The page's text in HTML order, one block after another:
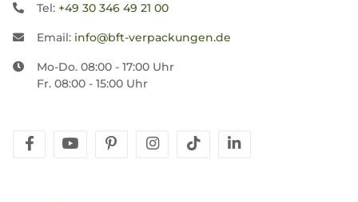
Tel: +49 30 346 49 21 00
Email: info@bft-verpackungen.de
Mo-Do. 08:00 - 17:00 Uhr
Fr. 08:00 - 15:00 Uhr
facebookyoutubepinterestinstagram
tiktok